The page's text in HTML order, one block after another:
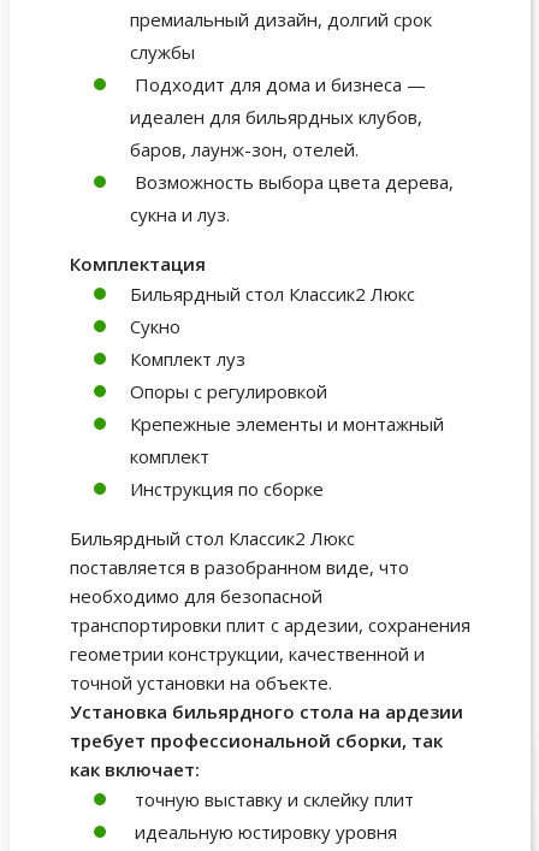
премиальный дизайн, долгий срок
службы
Подходит для дома и бизнеса —
идеален для бильярдных клубов,
баров, лаунж-зон, отелей.
Возможность выбора цвета дерева,
сукна и луз.
Комплектация
Бильярдный стол Классик2 Люкс
Сукно
Комплект луз
Опоры с регулировкой
Крепежные элементы и монтажный
комплект
Инструкция по сборке
Бильярдный стол Классик2 Люкс
поставляется в разобранном виде, что
необходимо для безопасной
транспортировки плит с ардезии, сохранения
геометрии конструкции, качественной и
точной установки на объекте.
Установка бильярдного стола на ардезии
требует профессиональной сборки, так
как включает:
точную выставку и склейку плит
идеальную юстировку уровня